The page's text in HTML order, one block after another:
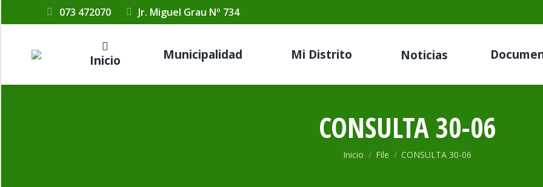
073 472070 Jr. Miguel Grau Nº 734
Inicio Municipalidad Mi Distrito Noticias
CONSULTA 30-06
Estás aquí:
Inicio File CONSULTA 30-06